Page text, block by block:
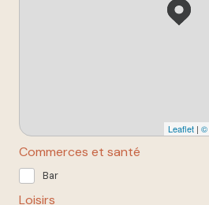
Leaflet | ©
Commerces et santé
Bar
Loisirs